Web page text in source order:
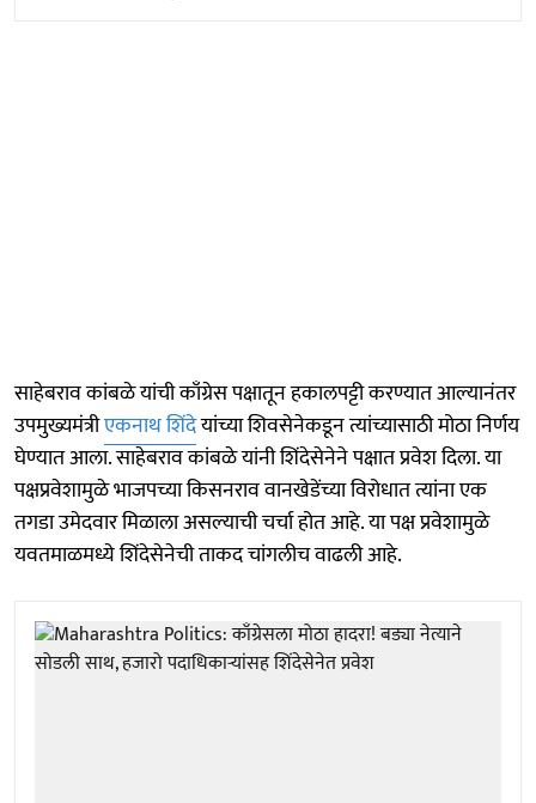
साहेबराव कांबळे यांची काँग्रेस पक्षातून हकालपट्टी करण्यात आल्यानंतर
उपमुख्यमंत्रीएकनाथ शिंदेयांच्या शिवसेनेकडून त्यांच्यासाठी मोठा निर्णय
घेण्यात आला. साहेबराव कांबळे यांनी शिंदेसेनेने पक्षात प्रवेश दिला. या
पक्षप्रवेशामुळे भाजपच्या किसनराव वानखेडेंच्या विरोधात त्यांना एक
तगडा उमेदवार मिळाला असल्याची चर्चा होत आहे. या पक्ष प्रवेशामुळे
यवतमाळमध्ये शिंदेसेनेची ताकद चांगलीच वाढली आहे.